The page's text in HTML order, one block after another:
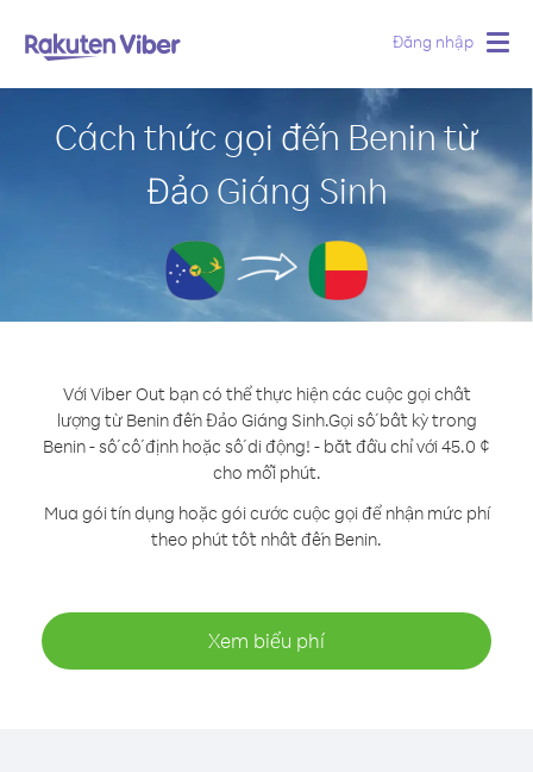
Đăng nhập
Cách thức gọi đến Benin từ
Đảo Giáng Sinh
Với Viber Out bạn có thể thực hiện các cuộc gọi chất
lượng từ Benin đến Đảo Giáng Sinh.Gọi số bất kỳ trong
Benin - số cố định hoặc số di động! - bắt đầu chỉ với 45.0 ¢
cho mỗi phút.
Mua gói tín dụng hoặc gói cước cuộc gọi để nhận mức phí
theo phút tốt nhất đến Benin.
Xem biểu phí